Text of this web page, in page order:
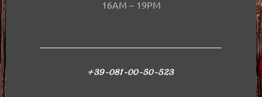
16AM – 19PM
+39-081-00-50-523